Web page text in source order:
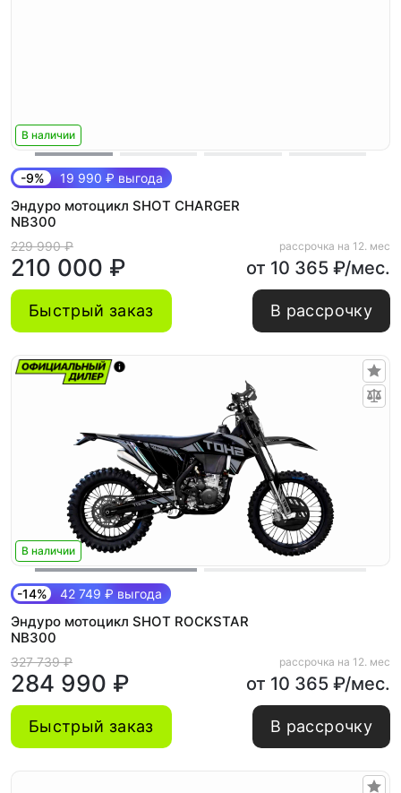
В наличии
-9% 19 990 ₽ выгода
Эндуро мотоцикл SHOT CHARGER
NB300
229 990 ₽
210 000 ₽
рассрочка на 12. мес
от 10 365 ₽/мес.
Быстрый заказ В рассрочку
В наличии
-14% 42 749 ₽ выгода
Эндуро мотоцикл SHOT ROCKSTAR
NB300
327 739 ₽
284 990 ₽
рассрочка на 12. мес
от 10 365 ₽/мес.
Быстрый заказ В рассрочку